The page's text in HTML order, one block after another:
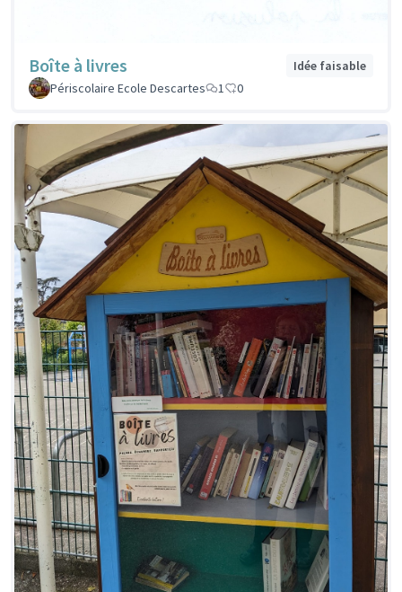
Boîte à livres
Idée faisable
Périscolaire Ecole Descartes
1 0